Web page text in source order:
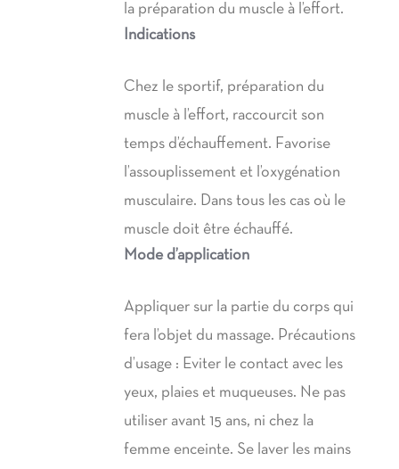
la préparation du muscle à l’effort.
Indications
Chez le sportif, préparation du
muscle à l’effort, raccourcit son
temps d’échauffement. Favorise
l’assouplissement et l’oxygénation
musculaire. Dans tous les cas où le
muscle doit être échauffé.
Mode d’application
Appliquer sur la partie du corps qui
fera l’objet du massage. Précautions
d’usage : Eviter le contact avec les
yeux, plaies et muqueuses. Ne pas
utiliser avant 15 ans, ni chez la
femme enceinte. Se laver les mains